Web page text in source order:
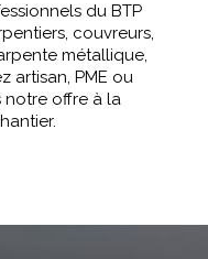
du BTP
couvreurs,
métallique,
artisan, PME ou
offre à la